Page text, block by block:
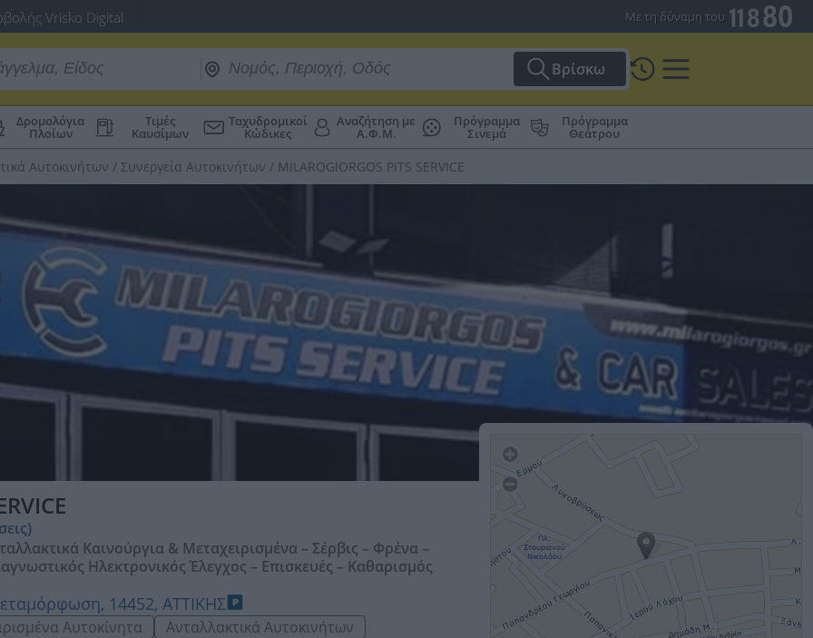
Vrisko Digital Με τη δύναμη του
Βρίσκω
Δρομολόγια
Πλοίων
Τιμές
Καυσίμων
Ταχυδρομικοί
Κώδικες
Αναζήτηση με
Α.Φ.Μ.
Πρόγραμμα
Σινεμά
Πρόγραμμα
Θεάτρου
Αυτοκινήτων / Συνεργεία Αυτοκινήτων / MILAROGIORGOS PITS SERVICE
Καινούργια & Μεταχειρισμένα – Σέρβις – Φρένα –
Ηλεκτρονικός Έλεγχος – Επισκευές – Καθαρισμός
14452, ΑΤΤΙΚΗΣ
Αυτοκίνητα Ανταλλακτικά Αυτοκινήτων